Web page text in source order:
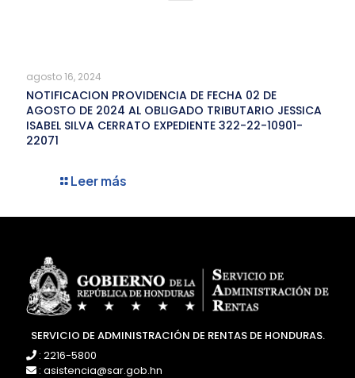
agosto 16, 2024
NOTIFICACION PROVIDENCIA DE FECHA 02 DE
AGOSTO DE 2024 AL OBLIGADO TRIBUTARIO JESSICA
ISABEL SILVA CERRATO EXPEDIENTE 322-22-10901-
22071
Leer más
SERVICIO DE ADMINISTRACIÓN DE RENTAS DE HONDURAS.
: 2216-5800
: asistencia@sar.gob.hn